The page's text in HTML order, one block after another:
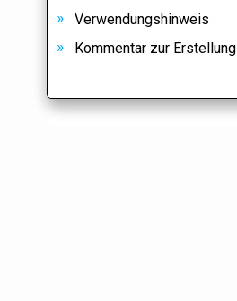
Verwendungshinweis
Kommentar zur Erstellung